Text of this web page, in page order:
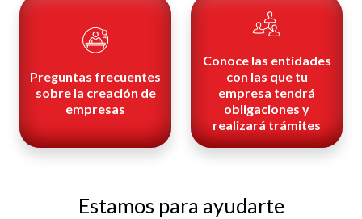
Preguntas frecuentes
sobre la creación de
empresas
Conoce las entidades
con las que tu
empresa tendrá
obligaciones y
realizará trámites
Estamos para ayudarte